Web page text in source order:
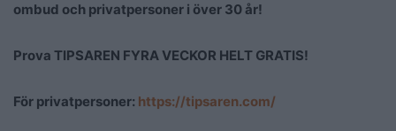
ombud och privatpersoner i över 30 år!
Prova TIPSAREN FYRA VECKOR HELT GRATIS!
För privatpersoner: https://tipsaren.com/